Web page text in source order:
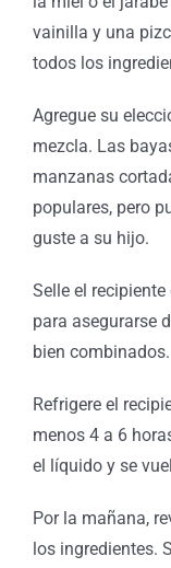
vainilla y una
todos los
Agregue su
mezcla. Las
manzanas
populares, pero
guste a su hijo.
Selle el
para asegurarse
bien combinados.
Refrigere el
menos 4 a 6
el líquido y se
Por la mañana,
los ingredientes.